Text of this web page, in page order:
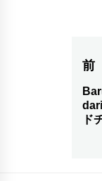
投
稿
ナ
前
前
の
ド